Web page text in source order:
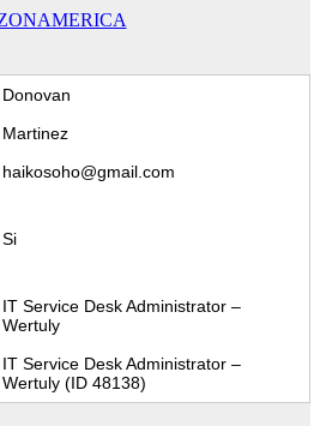
Donovan
Martinez
haikosoho@gmail.com
Si
IT Service Desk Administrator –
Wertuly
IT Service Desk Administrator –
Wertuly (ID 48138)